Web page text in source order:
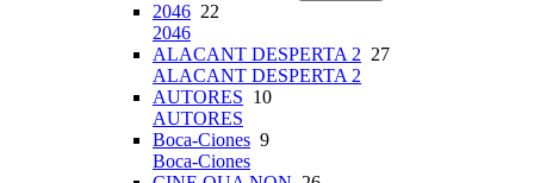
2046 22
2046
ALACANT DESPERTA 2 27
ALACANT DESPERTA 2
AUTORES 10
AUTORES
Boca-Ciones 9
Boca-Ciones